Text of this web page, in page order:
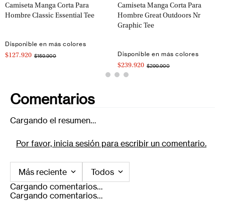
Camiseta Manga Corta Para
Hombre Classic Essential Tee
Disponible en más colores
$127.920 $159.900
Camiseta Manga Corta Para
Hombre Great Outdoors Nr
Graphic Tee
Disponible en más colores
$239.920 $299.900
Comentarios
Cargando el resumen…
Por favor, inicia sesión para escribir un comentario.
Más reciente
Todos
Cargando comentarios…
Cargando comentarios…